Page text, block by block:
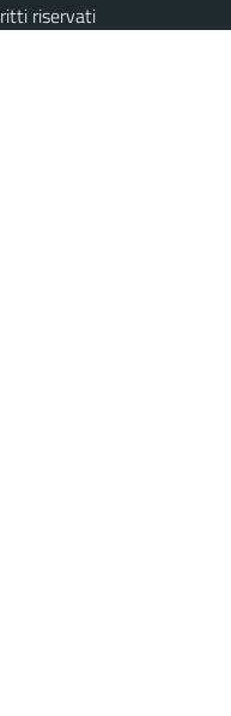
riservati